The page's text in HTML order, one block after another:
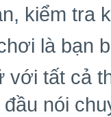
kiểm tra
là bạn
với tất cả
nói